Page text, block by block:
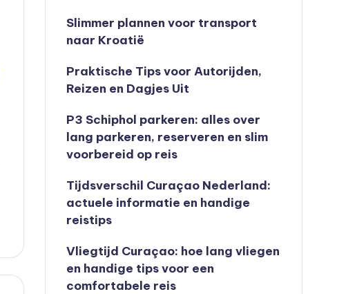
Slimmer plannen voor transport
naar Kroatië
Praktische Tips voor Autorijden,
Reizen en Dagjes Uit
P3 Schiphol parkeren: alles over
lang parkeren, reserveren en slim
voorbereid op reis
Tijdsverschil Curaçao Nederland:
actuele informatie en handige
reistips
Vliegtijd Curaçao: hoe lang vliegen
en handige tips voor een
comfortabele reis